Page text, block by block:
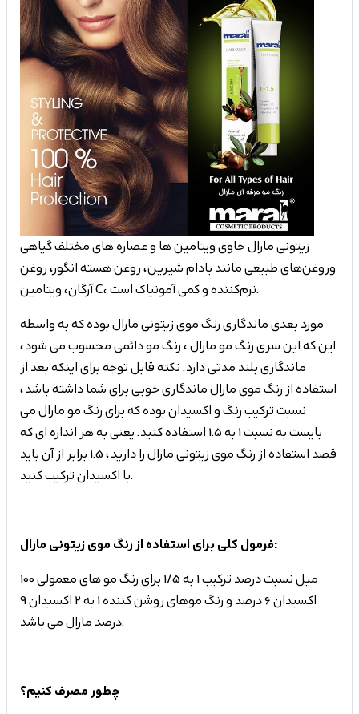
زیتونی مارال حاوی ویتامین ها و عصاره های مختلف گیاهی
و روغن‌های طبیعی مانند بادام شیرین، روغن هسته انگور، روغن
آرگان، ویتامین C، نرم‌کننده و کمی آمونیاک است.
مورد بعدی ماندگاری رنگ موی زیتونی مارال بوده که به واسطه
این که این سری رنگ مو مارال ، رنگ مو دائمی محسوب می شود،
ماندگاری بلند مدتی دارد. نکته قابل توجه برای اینکه بعد از
استفاده از رنگ موی مارال ماندگاری خوبی برای شما داشته باشد،
نسبت ترکیب رنگ و اکسیدان بوده که برای رنگ مو مارال می
بایست به نسبت 1 به 1.5 استفاده کنید. یعنی به هر اندازه ای که
قصد استفاده از رنگ موی زیتونی مارال را دارید، 1.5 برابر از آن باید
با اکسیدان ترکیب کنید.
فرمول کلی برای استفاده از رنگ موی زیتونی مارال:
100 میل نسبت درصد ترکیب 1 به 1/5 برای رنگ مو های معمولی
اکسیدان 6 درصد و رنگ موهای روشن کننده 1 به 2 اکسیدان 9
درصد مارال می باشد.
چطور مصرف کنیم؟